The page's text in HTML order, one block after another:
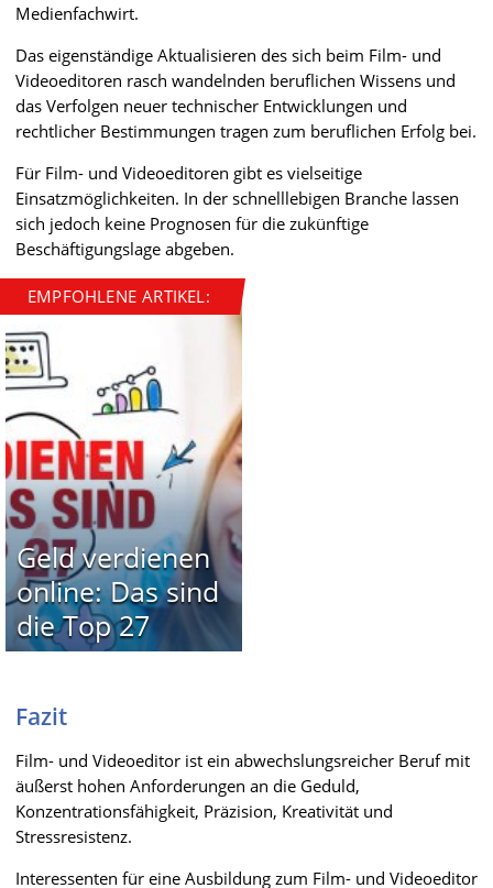
Medienfachwirt.
Das eigenständige Aktualisieren des sich beim Film- und
Videoeditoren rasch wandelnden beruflichen Wissens und
das Verfolgen neuer technischer Entwicklungen und
rechtlicher Bestimmungen tragen zum beruflichen Erfolg bei.
Für Film- und Videoeditoren gibt es vielseitige
Einsatzmöglichkeiten. In der schnelllebigen Branche lassen
sich jedoch keine Prognosen für die zukünftige
Beschäftigungslage abgeben.
EMPFOHLENE ARTIKEL:
Geld verdienen
online: Das sind
die Top 27
Fazit
Film- und Videoeditor ist ein abwechslungsreicher Beruf mit
äußerst hohen Anforderungen an die Geduld,
Konzentrationsfähigkeit, Präzision, Kreativität und
Stressresistenz.
Interessenten für eine Ausbildung zum Film- und Videoeditor